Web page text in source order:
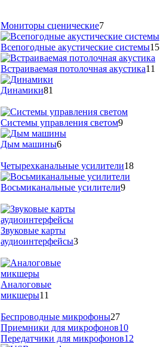
Мониторы сценические7
Всепогодные акустические системы15
Встраиваемая потолочная акустика11
Динамики81
Системы управления светом9
Дым машины6
Четырехканальные усилители18
Восьмиканальные усилители9
Звуковые карты
аудиоинтерфейсы3
Аналоговые
микшеры11
Беспроводные микрофоны27
Приемники для микрофонов10
Передатчики для микрофонов12